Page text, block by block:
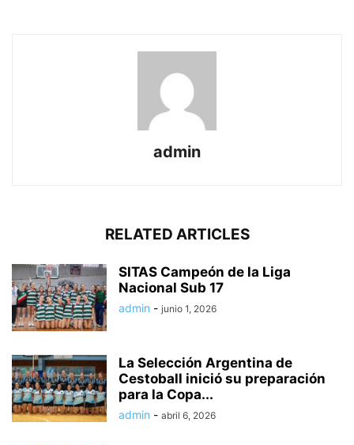
admin
RELATED ARTICLES
SITAS Campeón de la Liga
Nacional Sub 17
admin - junio 1, 2026
La Selección Argentina de
Cestoball inició su preparación
para la Copa...
admin - abril 6, 2026